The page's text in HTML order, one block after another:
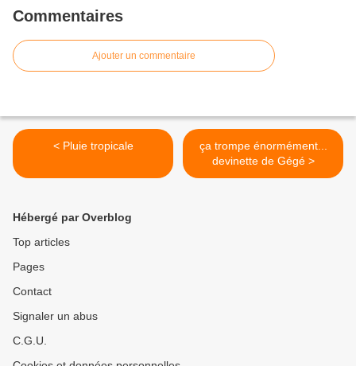
Commentaires
Ajouter un commentaire
< Pluie tropicale
ça trompe énormément...
devinette de Gégé >
Hébergé par Overblog
Top articles
Pages
Contact
Signaler un abus
C.G.U.